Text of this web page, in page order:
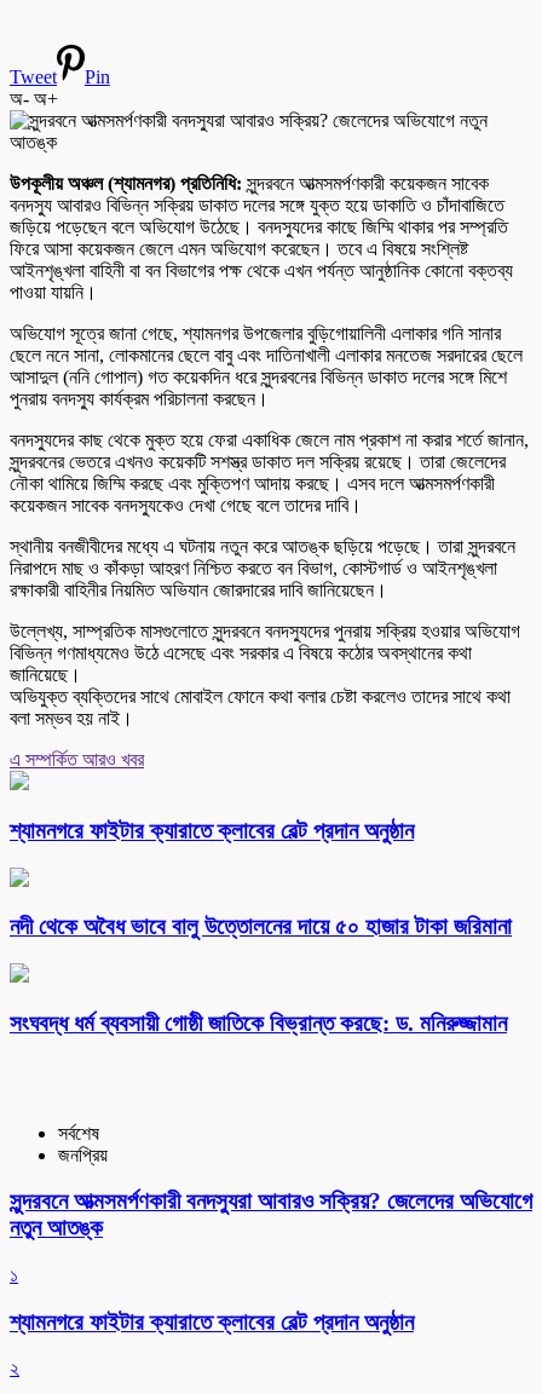
Tweet
Pin
অ- অ+
উপকূলীয় অঞ্চল (শ্যামনগর) প্রতিনিধি: সুন্দরবনে আত্মসমর্পণকারী কয়েকজন সাবেক
বনদস্যু আবারও বিভিন্ন সক্রিয় ডাকাত দলের সঙ্গে যুক্ত হয়ে ডাকাতি ও চাঁদাবাজিতে
জড়িয়ে পড়েছেন বলে অভিযোগ উঠেছে। বনদস্যুদের কাছে জিম্মি থাকার পর সম্প্রতি
ফিরে আসা কয়েকজন জেলে এমন অভিযোগ করেছেন। তবে এ বিষয়ে সংশ্লিষ্ট
আইনশৃঙ্খলা বাহিনী বা বন বিভাগের পক্ষ থেকে এখন পর্যন্ত আনুষ্ঠানিক কোনো বক্তব্য
পাওয়া যায়নি।
অভিযোগ সূত্রে জানা গেছে, শ্যামনগর উপজেলার বুড়িগোয়ালিনী এলাকার গনি সানার
ছেলে ননে সানা, লোকমানের ছেলে বাবু এবং দাতিনাখালী এলাকার মনতেজ সরদারের ছেলে
আসাদুল (ননি গোপাল) গত কয়েকদিন ধরে সুন্দরবনের বিভিন্ন ডাকাত দলের সঙ্গে মিশে
পুনরায় বনদস্যু কার্যক্রম পরিচালনা করছেন।
বনদস্যুদের কাছ থেকে মুক্ত হয়ে ফেরা একাধিক জেলে নাম প্রকাশ না করার শর্তে জানান,
সুন্দরবনের ভেতরে এখনও কয়েকটি সশস্ত্র ডাকাত দল সক্রিয় রয়েছে। তারা জেলেদের
নৌকা থামিয়ে জিম্মি করছে এবং মুক্তিপণ আদায় করছে। এসব দলে আত্মসমর্পণকারী
কয়েকজন সাবেক বনদস্যুকেও দেখা গেছে বলে তাদের দাবি।
স্থানীয় বনজীবীদের মধ্যে এ ঘটনায় নতুন করে আতঙ্ক ছড়িয়ে পড়েছে। তারা সুন্দরবনে
নিরাপদে মাছ ও কাঁকড়া আহরণ নিশ্চিত করতে বন বিভাগ, কোস্টগার্ড ও আইনশৃঙ্খলা
রক্ষাকারী বাহিনীর নিয়মিত অভিযান জোরদারের দাবি জানিয়েছেন।
উল্লেখ্য, সাম্প্রতিক মাসগুলোতে সুন্দরবনে বনদস্যুদের পুনরায় সক্রিয় হওয়ার অভিযোগ
বিভিন্ন গণমাধ্যমেও উঠে এসেছে এবং সরকার এ বিষয়ে কঠোর অবস্থানের কথা
জানিয়েছে।
অভিযুক্ত ব্যক্তিদের সাথে মোবাইল ফোনে কথা বলার চেষ্টা করলেও তাদের সাথে কথা
বলা সম্ভব হয় নাই।
এ সম্পর্কিত আরও খবর
শ্যামনগরে ফাইটার ক্যারাতে ক্লাবের বেল্ট প্রদান অনুষ্ঠান
নদী থেকে অবৈধ ভাবে বালু উত্তোলনের দায়ে ৫০ হাজার টাকা জরিমানা
সংঘবদ্ধ ধর্ম ব্যবসায়ী গোষ্ঠী জাতিকে বিভ্রান্ত করছে: ড. মনিরুজ্জামান
সর্বশেষ
জনপ্রিয়
সুন্দরবনে আত্মসমর্পণকারী বনদস্যুরা আবারও সক্রিয়? জেলেদের অভিযোগে
নতুন আতঙ্ক
১
শ্যামনগরে ফাইটার ক্যারাতে ক্লাবের বেল্ট প্রদান অনুষ্ঠান
২